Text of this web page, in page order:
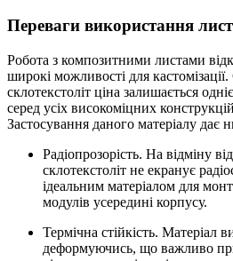
Переваги використання
Робота з композитними листами
широкі можливості для
склотекстоліт ціна залишається
серед усіх високоміцних
Застосування даного матеріалу дає
Радіопрозорість. На відміну
склотекстоліт не екранує
ідеальним матеріалом для
модулів усередині корпусу.
Термічна стійкість. Матеріал
деформуючись, що важливо